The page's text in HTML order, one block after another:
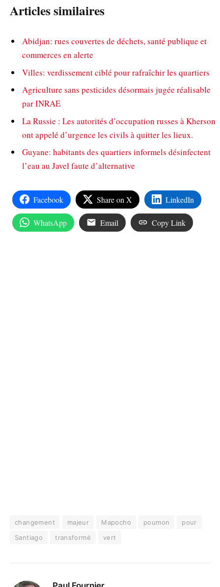
Articles similaires
Abidjan: rues couvertes de déchets, santé publique et
commerces en alerte
Villes: verdissement ciblé pour rafraîchir les quartiers
Agriculture sans pesticides désormais jugée réalisable
par INRAE
La Russie : Les autorités d’occupation russes à Kherson
ont appelé d’urgence les civils à quitter les lieux.
Guyane: habitants des quartiers informels désinfectent
l’eau au Javel faute d’alternative
Facebook Share on X LinkedIn
WhatsApp Email Copy Link
changement majeur Mapocho poumon
pour
Santiago
transformé vert